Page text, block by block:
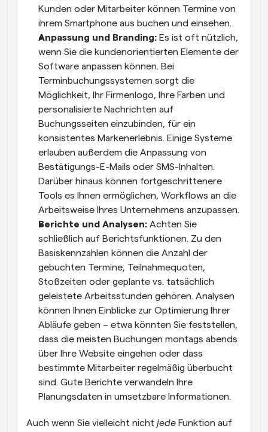
Kunden oder Mitarbeiter können Termine von
ihrem Smartphone aus buchen und einsehen.
Anpassung und Branding: Es ist oft nützlich,
wenn Sie die kundenorientierten Elemente der
Software anpassen können. Bei
Terminbuchungssystemen sorgt die
Möglichkeit, Ihr Firmenlogo, Ihre Farben und
personalisierte Nachrichten auf
Buchungsseiten einzubinden, für ein
konsistentes Markenerlebnis. Einige Systeme
erlauben außerdem die Anpassung von
Bestätigungs-E-Mails oder SMS-Inhalten.
Darüber hinaus können fortgeschrittenere
Tools es Ihnen ermöglichen, Workflows an die
Arbeitsweise Ihres Unternehmens anzupassen.
Berichte und Analysen: Achten Sie
schließlich auf Berichtsfunktionen. Zu den
Basiskennzahlen können die Anzahl der
gebuchten Termine, Teilnahmequoten,
Stoßzeiten oder geplante vs. tatsächlich
geleistete Arbeitsstunden gehören. Analysen
können Ihnen Einblicke zur Optimierung Ihrer
Abläufe geben – etwa könnten Sie feststellen,
dass die meisten Buchungen montags abends
über Ihre Website eingehen oder dass
bestimmte Mitarbeiter regelmäßig überbucht
sind. Gute Berichte verwandeln Ihre
Planungsdaten in umsetzbare Informationen.
Auch wenn Sie vielleicht nicht jede Funktion auf